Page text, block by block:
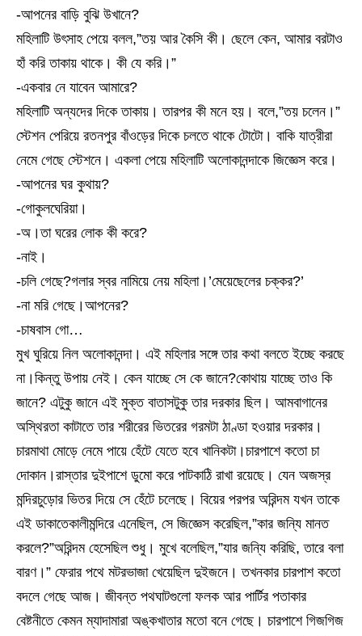
-আপনের বাড়ি বুঝি উখানে?
মহিলাটি উৎসাহ পেয়ে বলল,”তয় আর কৈসি কী। ছেলে কেন, আমার বরটাও
হাঁ করি তাকায় থাকে। কী যে করি।”
-একবার নে যাবেন আমারে?
মহিলাটি অন্যদের দিকে তাকায়। তারপর কী মনে হয়। বলে,”তয় চলেন।”
স্টেশন পেরিয়ে রতনপুর বাঁওড়ের দিকে চলতে থাকে টোটো। বাকি যাত্রীরা
নেমে গেছে স্টেশনে। একলা পেয়ে মহিলাটি অলোকানন্দাকে জিজ্ঞেস করে।
-আপনের ঘর কুথায়?
-গোকুলঘেরিয়া।
-অ।তা ঘরের লোক কী করে?
-নাই।
-চলি গেছে?গলার স্বর নামিয়ে নেয় মহিলা।’মেয়েছেলের চক্কর?’
-না মরি গেছে।আপনের?
-চাষবাস গো…
মুখ ঘুরিয়ে নিল অলোকানন্দা। এই মহিলার সঙ্গে তার কথা বলতে ইচ্ছে করছে
না।কিন্তু উপায় নেই। কেন যাচ্ছে সে কে জানে?কোথায় যাচ্ছে তাও কি
জানে? এটুকু জানে এই মুক্ত বাতাসটুকু তার দরকার ছিল। আমবাগানের
অস্থিরতা কাটাতে তার শরীরের ভিতরের গরমটা ঠাণ্ডা হওয়ার দরকার।
চারমাথা মোড়ে নেমে পায়ে হেঁটে যেতে হবে খানিকটা।চারপাশে কতো চা
দোকান।রাস্তার দুইপাশে ডুমো করে পাটকাঠি রাখা রয়েছে। যেন অজস্র
মন্দিরচুড়োর ভিতর দিয়ে সে হেঁটে চলেছে। বিয়ের পরপর অরিন্দম যখন তাকে
এই ডাকাতেকালীমন্দিরে এনেছিল, সে জিজ্ঞেস করেছিল,”কার জন্যি মানত
করলে?”অরিন্দম হেসেছিল শুধু। মুখে বলেছিল,”যার জন্যি করিছি, তারে বলা
বারণ।” ফেরার পথে মটরভাজা খেয়েছিল দুইজনে। তখনকার চারপাশ কতো
বদলে গেছে আজ। জীবন্ত পথঘাটগুলো ফলক আর পার্টির পতাকার
বেষ্টনীতে কেমন ম্যাদামারা অঙ্কখাতার মতো বনে গেছে। চারপাশে গিজগিজ